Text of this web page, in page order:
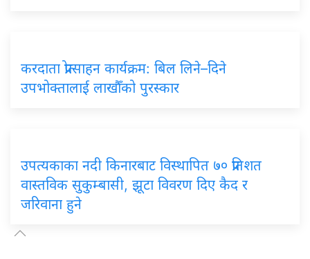
करदाता प्रोत्साहन कार्यक्रम: बिल लिने–दिने
उपभोक्तालाई लाखौँको पुरस्कार
उपत्यकाका नदी किनारबाट विस्थापित ७० प्रतिशत
वास्तविक सुकुम्बासी, झूटा विवरण दिए कैद र
जरिवाना हुने